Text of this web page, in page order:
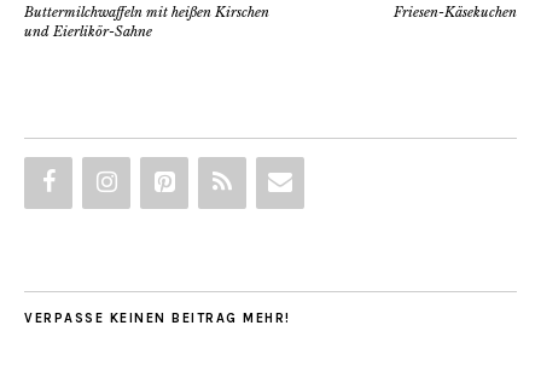
Buttermilchwaffeln mit heißen Kirschen
und Eierlikör-Sahne
Friesen-Käsekuchen
VERPASSE KEINEN BEITRAG MEHR!